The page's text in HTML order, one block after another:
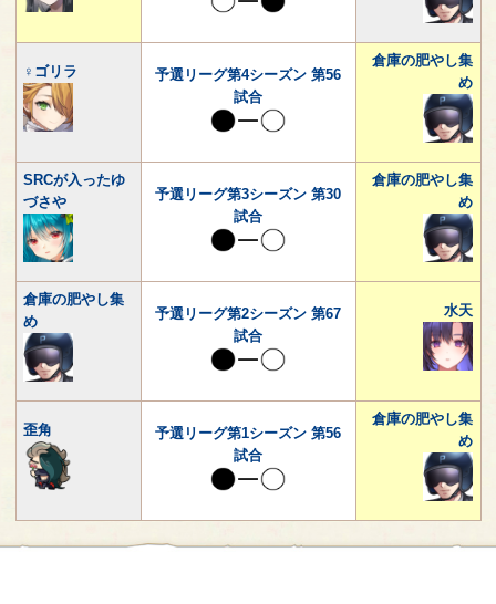
♀ゴリラ
予選リーグ第4シーズン 第56
試合
倉庫の肥やし集
め
SRCが入ったゆ
づさや
予選リーグ第3シーズン 第30
試合
倉庫の肥やし集
め
倉庫の肥やし集
め
予選リーグ第2シーズン 第67
試合
水天
歪角
予選リーグ第1シーズン 第56
試合
倉庫の肥やし集
め